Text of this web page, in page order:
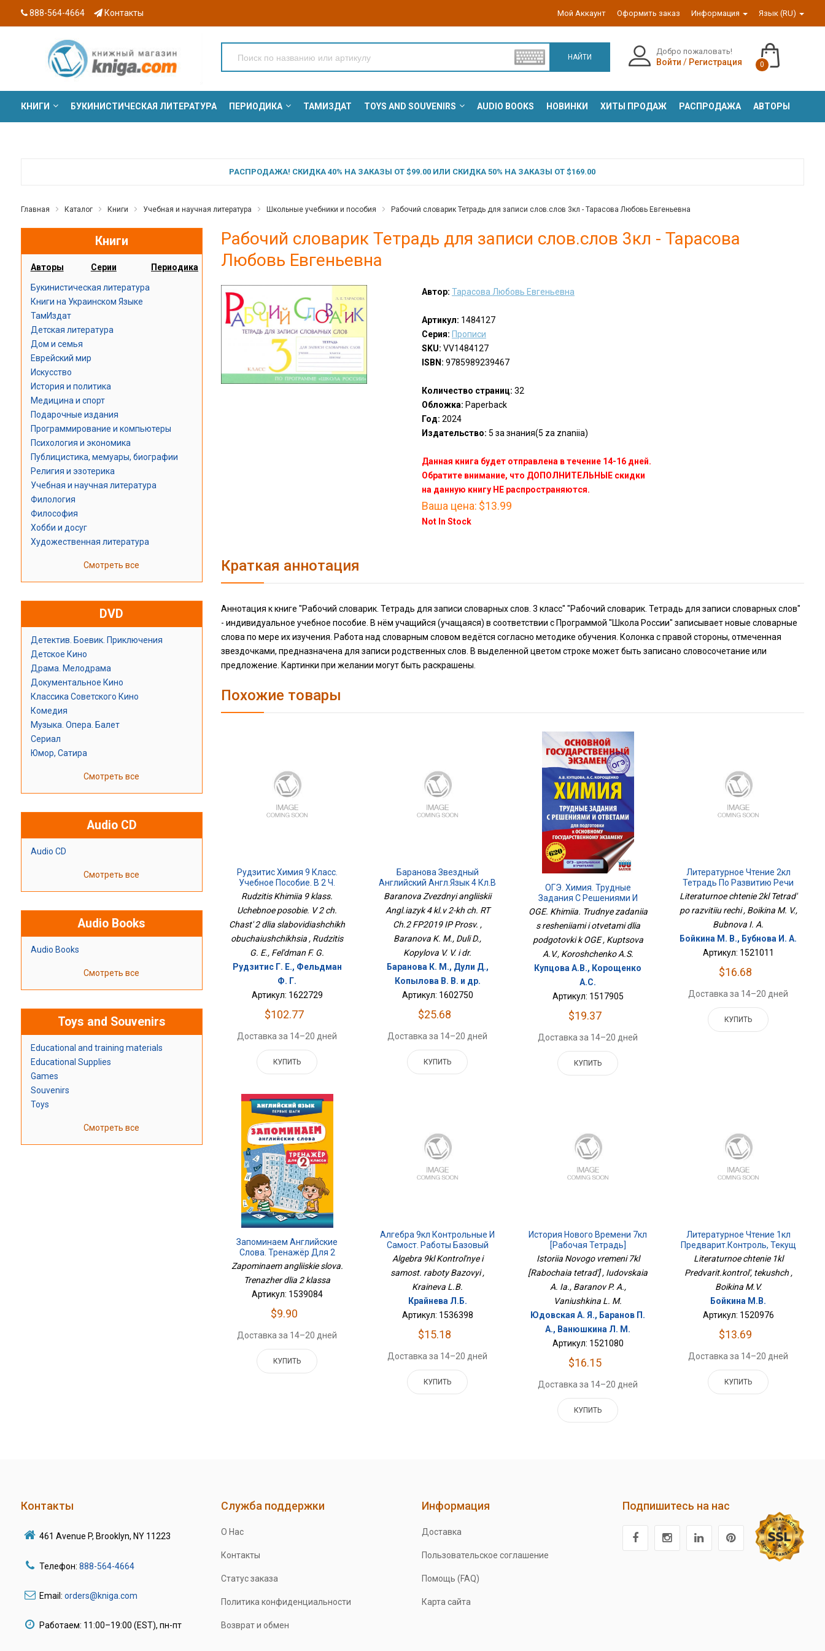
888-564-4664 Контакты Мой Аккаунт Оформить заказ Информация Язык (RU)
НАЙТИ
Добро пожаловать!
Войти / Регистрация 0
КНИГИ БУКИНИСТИЧЕСКАЯ ЛИТЕРАТУРА ПЕРИОДИКА ТАМИЗДАТ TOYS AND SOUVENIRS AUDIO BOOKS НОВИНКИ ХИТЫ ПРОДАЖ РАСПРОДАЖА АВТОРЫ
РАСПРОДАЖА! СКИДКА 40% НА ЗАКАЗЫ ОТ $99.00 ИЛИ СКИДКА 50% НА ЗАКАЗЫ ОТ $169.00
Главная Каталог Книги Учебная и научная литература Школьные учебники и пособия Рабочий словарик Тетрадь для записи слов.слов 3кл - Тарасова Любовь Евгеньевна
Книги
Авторы Серии Периодика
Букинистическая литература
Книги на Украинском Языке
ТамИздат
Детская литература
Дом и семья
Еврейский мир
Искусство
История и политика
Медицина и спорт
Подарочные издания
Программирование и компьютеры
Психология и экономика
Публицистика, мемуары, биографии
Религия и эзотерика
Учебная и научная литература
Филология
Философия
Хобби и досуг
Художественная литература
Смотреть все
DVD
Детектив. Боевик. Приключения
Детское Кино
Драма. Мелодрама
Документальное Кино
Классика Советского Кино
Комедия
Музыка. Опера. Балет
Сериал
Юмор, Сатира
Смотреть все
Audio CD
Audio CD
Смотреть все
Audio Books
Audio Books
Смотреть все
Toys and Souvenirs
Educational and training materials
Educational Supplies
Games
Souvenirs
Toys
Смотреть все
Рабочий словарик Тетрадь для записи слов.слов 3кл - Тарасова
Любовь Евгеньевна
Автор: Тарасова Любовь Евгеньевна
Артикул: 1484127
Серия: Прописи
SKU: VV1484127
ISBN: 9785989239467
Количество страниц: 32
Обложка: Paperback
Год: 2024
Издательство: 5 за знания(5 za znaniia)
Данная книга будет отправлена в течение 14-16 дней.
Обратите внимание, что ДОПОЛНИТЕЛЬНЫЕ скидки
на данную книгу НЕ распространяются.
Ваша цена: $13.99
Not In Stock
Краткая аннотация
Аннотация к книге "Рабочий словарик. Тетрадь для записи словарных слов. 3 класс" "Рабочий словарик. Тетрадь для записи словарных слов"
- индивидуальное учебное пособие. В нём учащийся (учащаяся) в соответствии с Программой "Школа России" записывает новые словарные
слова по мере их изучения. Работа над словарным словом ведётся согласно методике обучения. Колонка с правой стороны, отмеченная
звездочками, предназначена для записи родственных слов. В выделенной цветом строке может быть записано словосочетание или
предложение. Картинки при желании могут быть раскрашены.
Похожие товары
Рудзитис Химия 9 Класс.
Учебное Пособие. В 2 Ч.
Часть 2 Для Слабовидящих
Rudzitis Khimiia 9 klass.
Uchebnoe posobie. V 2 ch.
Chast' 2 dlia slabovidiashchikh
obuchaiushchikhsia , Rudzitis
G. E., Fel'dman F. G.
Рудзитис Г. Е., Фельдман
Ф. Г.
Артикул: 1622729
$102.77
Доставка за 14–20 дней
КУПИТЬ
Баранова Звездный
Английский Англ.язык 4 Кл.в
2-Х Ч. РТ Ч.2 ФП2019 ИП
Просв.
Baranova Zvezdnyi angliiskii
Angl.iazyk 4 kl.v 2-kh ch. RT
Ch.2 FP2019 IP Prosv. ,
Baranova K. M., Duli D.,
Kopylova V. V. i dr.
Баранова К. М., Дули Д.,
Копылова В. В. и др.
Артикул: 1602750
$25.68
Доставка за 14–20 дней
КУПИТЬ
ОГЭ. Химия. Трудные
Задания С Решениями И
Ответами Для Подготовки К
OGE. Khimiia. Trudnye zadaniia
s resheniiami i otvetami dlia
podgotovki k OGE , Kuptsova
A.V., Koroshchenko A.S.
Купцова А.В., Корощенко
А.С.
Артикул: 1517905
$19.37
Доставка за 14–20 дней
КУПИТЬ
Литературное Чтение 2кл
Тетрадь По Развитию Речи
Literaturnoe chtenie 2kl Tetrad'
po razvitiiu rechi , Boikina M. V.,
Bubnova I. A.
Бойкина М. В., Бубнова И. А.
Артикул: 1521011
$16.68
Доставка за 14–20 дней
КУПИТЬ
Запоминаем Английские
Слова. Тренажёр Для 2
Класса
Zapominaem angliiskie slova.
Trenazher dlia 2 klassa
Артикул: 1539084
$9.90
Доставка за 14–20 дней
КУПИТЬ
Алгебра 9кл Контрольные И
Самост. Работы Базовый
Algebra 9kl Kontrol'nye i
samost. raboty Bazovyi ,
Kraineva L.B.
Крайнева Л.Б.
Артикул: 1536398
$15.18
Доставка за 14–20 дней
КУПИТЬ
История Нового Времени 7кл
[Рабочая Тетрадь]
Istoriia Novogo vremeni 7kl
[Rabochaia tetrad'] , Iudovskaia
A. Ia., Baranov P. A.,
Vaniushkina L. M.
Юдовская А. Я., Баранов П.
А., Ванюшкина Л. М.
Артикул: 1521080
$16.15
Доставка за 14–20 дней
КУПИТЬ
Литературное Чтение 1кл
Предварит.контроль, Текущ
Literaturnoe chtenie 1kl
Predvarit.kontrol', tekushch ,
Boikina M.V.
Бойкина М.В.
Артикул: 1520976
$13.69
Доставка за 14–20 дней
КУПИТЬ
Контакты
461 Avenue P, Brooklyn, NY 11223
Телефон: 888-564-4664
Email: orders@kniga.com
Работаем: 11:00–19:00 (EST), пн-пт
Служба поддержки
О Нас
Контакты
Статус заказа
Политика конфиденциальности
Возврат и обмен
Информация
Доставка
Пользовательское соглашение
Помощь (FAQ)
Карта сайта
Подпишитесь на нас